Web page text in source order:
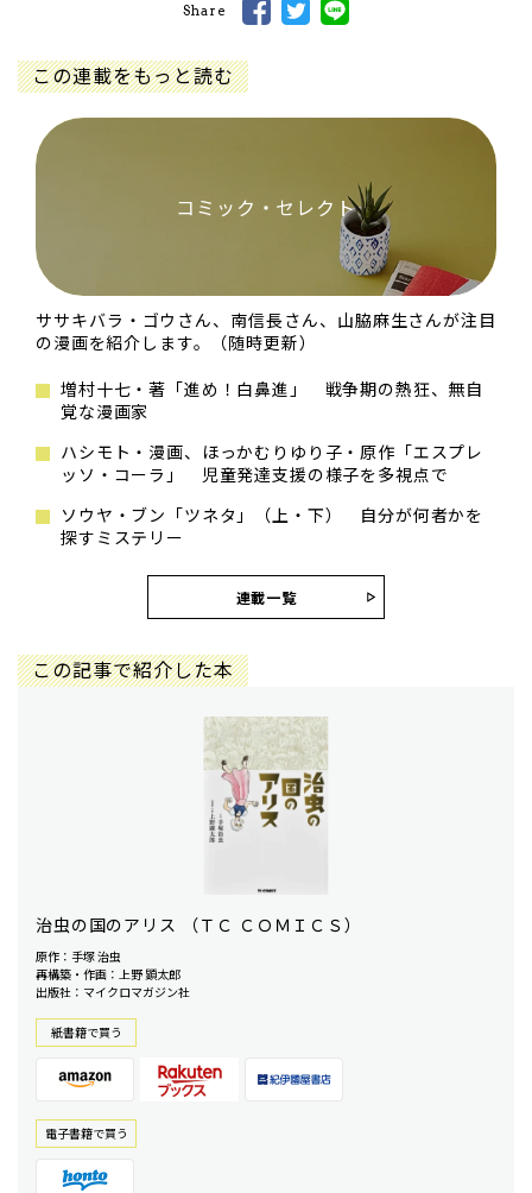
Share
この連載をもっと読む
コミック・セレクト
ササキバラ・ゴウさん、南信長さん、山脇麻生さんが注目
の漫画を紹介します。（随時更新）
増村十七・著「進め！白鼻進」 戦争期の熱狂、無自
覚な漫画家
ハシモト・漫画、ほっかむりゆり子・原作「エスプレ
ッソ・コーラ」 児童発達支援の様子を多視点で
ソウヤ・ブン「ツネタ」（上・下） 自分が何者かを
探すミステリー
連載一覧
この記事で紹介した本
治虫の国のアリス （ＴＣ ＣＯＭＩＣＳ）
原作：手塚 治虫
再構築・作画：上野 顕太郎
出版社：マイクロマガジン社
紙書籍で買う
電⼦書籍で買う